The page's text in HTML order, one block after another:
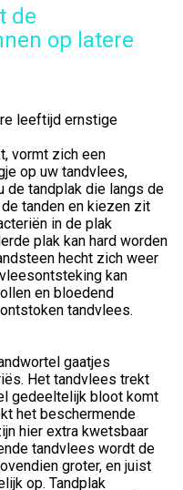
de
op latere
leeftijd ernstige
vormt zich een
op uw tandvlees,
de tandplak die langs de
tanden en kiezen zit
in de plak
plak kan hard worden
hecht zich weer
kan
en bloedend
tandvlees.
gaatjes
Het tandvlees trekt
gedeeltelijk bloot komt
het beschermende
hier extra kwetsbaar
tandvlees wordt de
groter, en juist
op. Tandplak